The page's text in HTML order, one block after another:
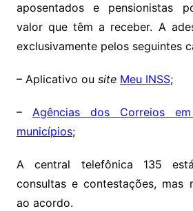
aposentados e pensionistas
valor que têm a receber. A
exclusivamente pelos seguintes
– Aplicativo ou site Meu INSS;
–Agências dos Correios
municípios;
A central telefônica 135
consultas e contestações, mas
ao acordo.